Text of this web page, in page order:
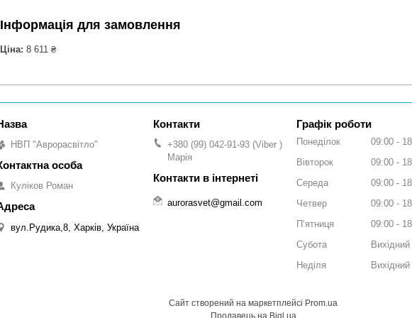
Інформація для замовлення
Ціна: 8 611 ₴
НВП "Аврорасвітло"
Куліков Роман
вул.Рудика,8, Харків, Україна
+380 (99) 042-91-93 Viber
Марія
aurorasvet@gmail.com
Графік роботи
Понеділок 09:00
Вівторок
09:00
Середа
09:00
Четвер
09:00
Пʼятниця
09:00
Субота
Вихідний
Неділя
Вихідний
Сайт створений на маркетплейсі Prom.ua
Продавець на Bigl.ua